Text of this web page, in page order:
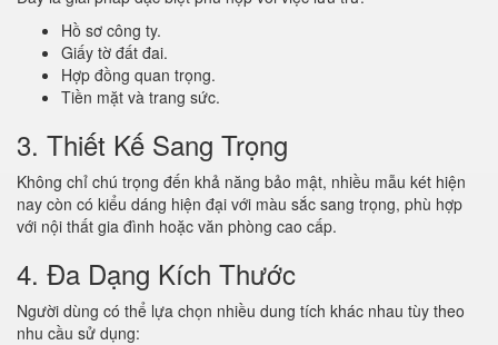
Hồ sơ công ty.
Giấy tờ đất đai.
Hợp đồng quan trọng.
Tiền mặt và trang sức.
3. Thiết Kế Sang Trọng
Không chỉ chú trọng đến khả năng bảo mật, nhiều mẫu két hiện
nay còn có kiểu dáng hiện đại với màu sắc sang trọng, phù hợp
với nội thất gia đình hoặc văn phòng cao cấp.
4. Đa Dạng Kích Thước
Người dùng có thể lựa chọn nhiều dung tích khác nhau tùy theo
nhu cầu sử dụng: